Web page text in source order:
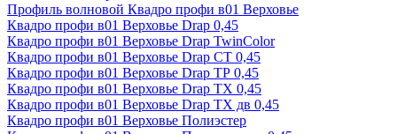
Профиль волновой Квадро профи в01 Верховье
Квадро профи в01 Верховье Drap 0,45
Квадро профи в01 Верховье Drap TwinColor
Квадро профи в01 Верховье Drap СТ 0,45
Квадро профи в01 Верховье Drap ТР 0,45
Квадро профи в01 Верховье Drap ТХ 0,45
Квадро профи в01 Верховье Drap ТХ дв 0,45
Квадро профи в01 Верховье Полиэстер